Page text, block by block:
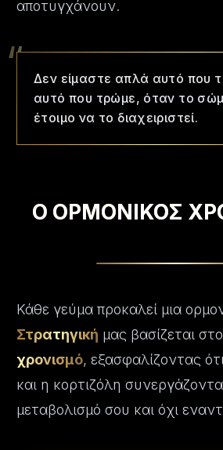
αποτυγχάνουν.
“
Δεν είμαστε απλά αυτό που
αυτό που τρώμε, όταν το
έτοιμο να το διαχειριστεί.
Ο ΟΡΜΟΝΙΚΟΣ
Κάθε γεύμα προκαλεί μια
Στρατηγική μας βασίζεται
χρονισμό, εξασφαλίζοντας
και η κορτιζόλη
μεταβολισμό σου και όχι